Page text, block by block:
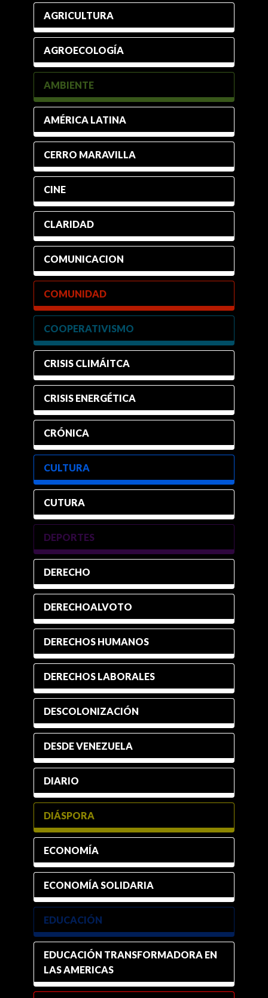
AGRICULTURA
AGROECOLOGÍA
AMBIENTE
AMÉRICA LATINA
CERRO MARAVILLA
CINE
CLARIDAD
COMUNICACION
COMUNIDAD
COOPERATIVISMO
CRISIS CLIMÁITCA
CRISIS ENERGÉTICA
CRÓNICA
CULTURA
CUTURA
DEPORTES
DERECHO
DERECHOALVOTO
DERECHOS HUMANOS
DERECHOS LABORALES
DESCOLONIZACIÓN
DESDE VENEZUELA
DIARIO
DIÁSPORA
ECONOMÍA
ECONOMÍA SOLIDARIA
EDUCACIÓN
EDUCACIÓN TRANSFORMADORA EN
LAS AMERICAS